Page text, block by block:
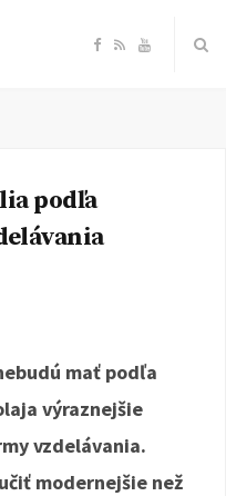
F
o
R Y
e
podľa
mať podľa
výraznejšie
vzdelávania.
modernejšie než